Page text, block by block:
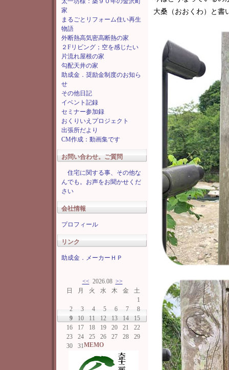
家
まるごとリフォーム住い再生
物語
外断熱高気密高断熱の家
２Fリビング；空を感じたい
片流れ屋根の家
勾配天井の家
助成金．奨励金制度のお知ら
せ
その他日記
イベント記録
セミナー参加録
おくりいえプロジェクト
出張所だより
CM作成：動画集です
お問い合わせ。ご質問
住宅に関する事、その他な
んでも。お声をお聞かせくだ
さい
会社情報
プロフィール
リンク
助成金．メーカーＨＰ
<< 2026.08 >>
日
2
9
16
23
30
月
3
10
17
24
31
火
4
11
18
25
水
5
12
19
26
木
6
13
20
27
金
7
14
21
28
土
1
8
15
22
29
MEMO
大桑（おおくわ）と